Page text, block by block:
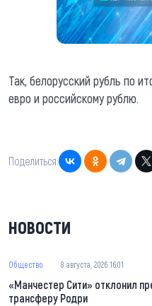
Так, белорусский рубль по
евро и российскому рублю.
Поделиться:
НОВОСТИ
Общество 8 августа, 2026 16:01
«Манчестер Сити» отклонил
трансферу Родри